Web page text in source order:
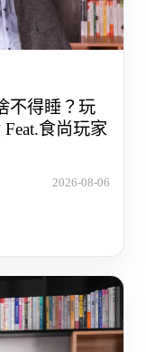
不得睡？玩
食尚玩家
2026-08-06